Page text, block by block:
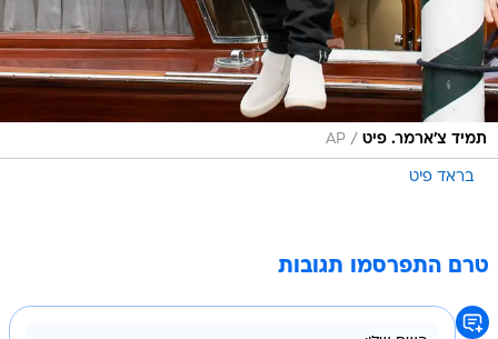
תמיד צ'ארמר. פיט /
AP
בראד פיט
טרם התפרסמו תגובות